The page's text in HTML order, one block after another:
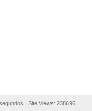
| Site Views: 238696